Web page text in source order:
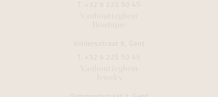
T. +32 9 225 50 45
Vanhoutteghem
Boutique
Voldersstraat 6, Gent
T. +32 9 225 50 45
Vanhoutteghem
Jewelry